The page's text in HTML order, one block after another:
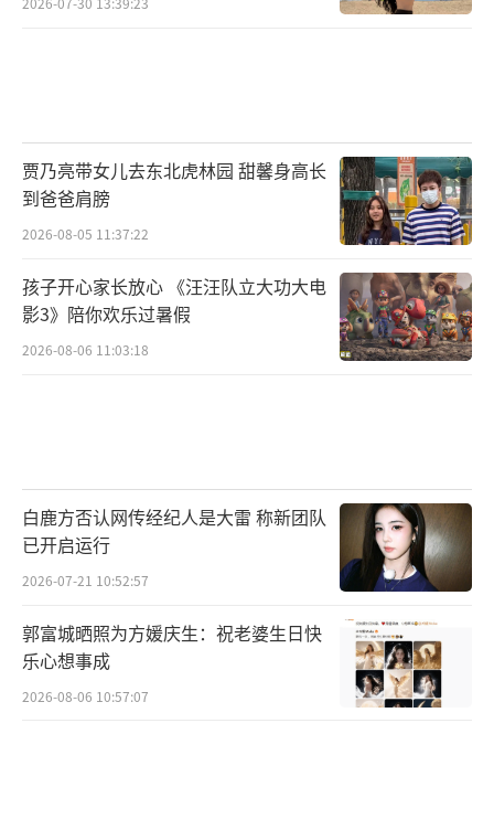
贾乃亮带女儿去东北虎林园 甜馨身高长
到爸爸肩膀
2026-08-05 11:37:22
孩子开心家长放心 《汪汪队立大功大电
影3》陪你欢乐过暑假
2026-08-06 11:03:18
白鹿方否认网传经纪人是大雷 称新团队
已开启运行
2026-07-21 10:52:57
郭富城晒照为方媛庆生：祝老婆生日快
乐心想事成
2026-08-06 10:57:07